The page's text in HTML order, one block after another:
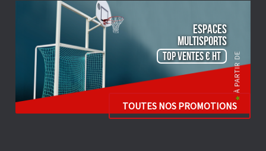
ESPACES
Multisports
TOP VENTES € HT
TOUTES NOS PROMOTIONS